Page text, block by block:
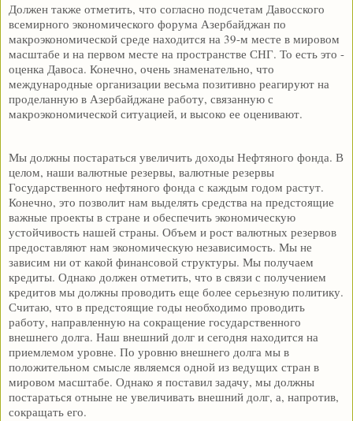
Должен также отметить, что согласно подсчетам Давосского
всемирного экономического форума Азербайджан по
макроэкономической среде находится на 39-м месте в мировом
масштабе и на первом месте на пространстве СНГ. То есть это -
оценка Давоса. Конечно, очень знаменательно, что
международные организации весьма позитивно реагируют на
проделанную в Азербайджане работу, связанную с
макроэкономической ситуацией, и высоко ее оценивают.
Мы должны постараться увеличить доходы Нефтяного фонда. В
целом, наши валютные резервы, валютные резервы
Государственного нефтяного фонда с каждым годом растут.
Конечно, это позволит нам выделять средства на предстоящие
важные проекты в стране и обеспечить экономическую
устойчивость нашей страны. Объем и рост валютных резервов
предоставляют нам экономическую независимость. Мы не
зависим ни от какой финансовой структуры. Мы получаем
кредиты. Однако должен отметить, что в связи с получением
кредитов мы должны проводить еще более серьезную политику.
Считаю, что в предстоящие годы необходимо проводить
работу, направленную на сокращение государственного
внешнего долга. Наш внешний долг и сегодня находится на
приемлемом уровне. По уровню внешнего долга мы в
положительном смысле являемся одной из ведущих стран в
мировом масштабе. Однако я поставил задачу, мы должны
постараться отныне не увеличивать внешний долг, а, напротив,
сокращать его.